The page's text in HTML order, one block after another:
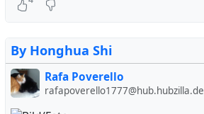
By Honghua Shi
Rafa Poverello
rafapoverello1777@hub.hubzilla.de